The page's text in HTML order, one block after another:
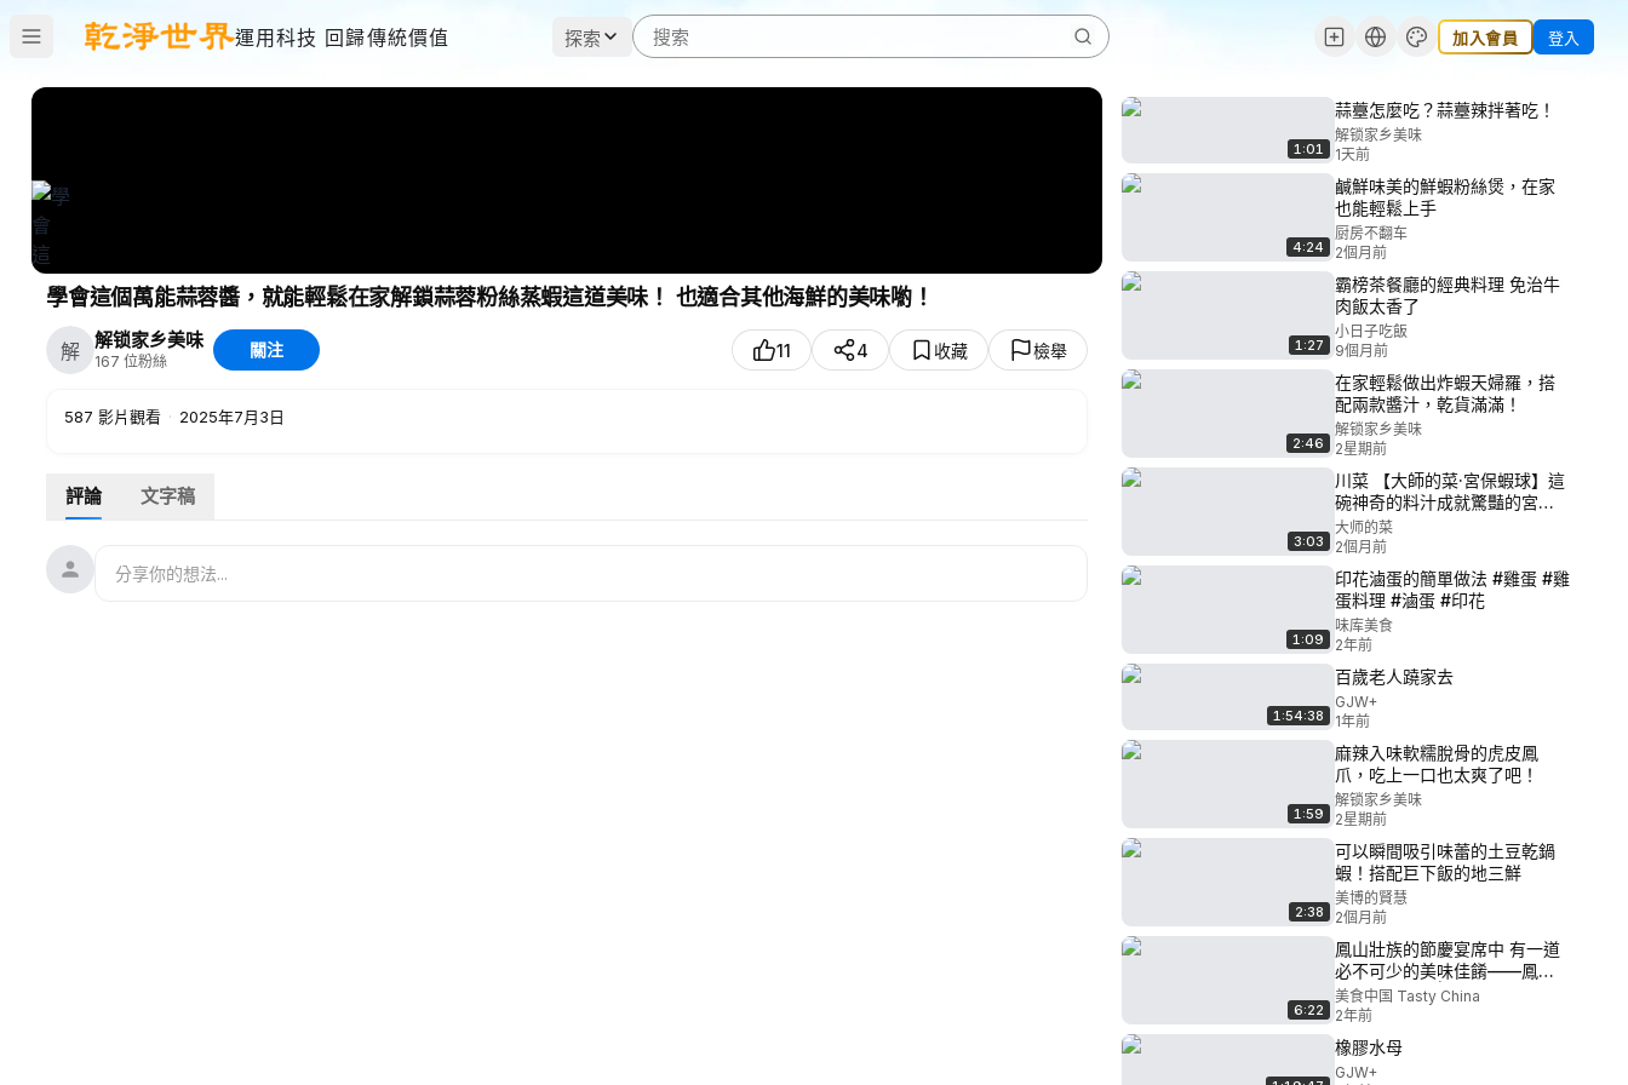
運用科技 回歸傳統價值 探索 加入會員 登入
學會這個萬能蒜蓉醬，就能輕鬆在家解鎖蒜蓉粉絲蒸蝦這道美味！ 也適合其他海鮮的美味喲！
解 解锁家乡美味
167 位粉絲
關注 11 4 收藏 檢舉
587 影片觀看 · 2025年7月3日
評論 文字稿
1:01
蒜薹怎麼吃？蒜薹辣拌著吃！
解锁家乡美味
1天前
4:24
鹹鮮味美的鮮蝦粉絲煲，在家
也能輕鬆上手
厨房不翻车
2個月前
1:27
霸榜茶餐廳的經典料理 免治牛
肉飯太香了
小日子吃飯
9個月前
2:46
在家輕鬆做出炸蝦天婦羅，搭
配兩款醬汁，乾貨滿滿！
解锁家乡美味
2星期前
3:03
川菜 【大師的菜·宮保蝦球】這
碗神奇的料汁成就驚豔的宮保
蝦球，辣香酸甜，拯救你的沒
胃口！
大师的菜
2個月前
1:09
印花滷蛋的簡單做法 #雞蛋 #雞
蛋料理 #滷蛋 #印花
味库美食
2年前
1:54:38
百歲老人蹺家去
GJW+
1年前
1:59
麻辣入味軟糯脫骨的虎皮鳳
爪，吃上一口也太爽了吧！
解锁家乡美味
2星期前
2:38
可以瞬間吸引味蕾的土豆乾鍋
蝦！搭配巨下飯的地三鮮
美博的賢慧
2個月前
6:22
鳳山壯族的節慶宴席中 有一道
必不可少的美味佳餚——鳳山
篇《美食記》| 美食中國 Tasty
China
美食中国 Tasty China
2年前
橡膠水母
GJW+